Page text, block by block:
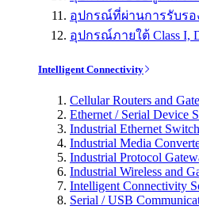
อุปกรณ์ที่ผ่านการรับรอ
อุปกรณ์ภายใต้ Class I,
Intelligent Connectivity
Cellular Routers and
Ethernet / Serial Device
Industrial Ethernet
Industrial Media
Industrial Protocol
Industrial Wireless and
Intelligent Connectivity
Serial / USB